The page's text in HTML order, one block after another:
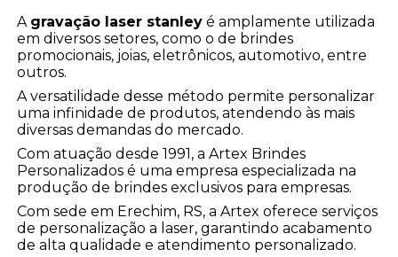
A gravação laser stanley é amplamente utilizada
em diversos setores, como o de brindes
promocionais, joias, eletrônicos, automotivo, entre
outros.
A versatilidade desse método permite personalizar
uma infinidade de produtos, atendendo às mais
diversas demandas do mercado.
Com atuação desde 1991, a Artex Brindes
Personalizados é uma empresa especializada na
produção de brindes exclusivos para empresas.
Com sede em Erechim, RS, a Artex oferece serviços
de personalização a laser, garantindo acabamento
de alta qualidade e atendimento personalizado.